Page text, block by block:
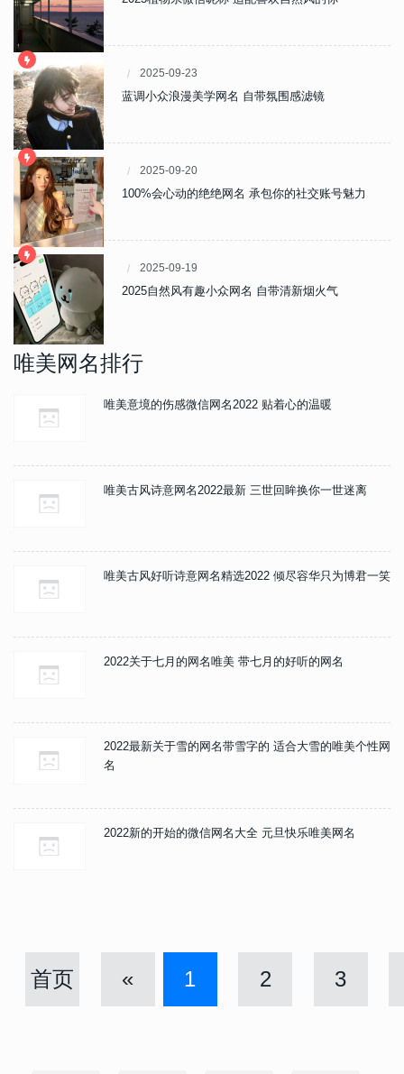
2025-09-23
蓝调小众浪漫美学网名 自带氛围感滤镜
2025-09-20
100%会心动的绝绝网名 承包你的社交账号魅力
2025-09-19
2025自然风有趣小众网名 自带清新烟火气
唯美网名排行
唯美意境的伤感微信网名2022 贴着心的温暖
唯美古风诗意网名2022最新 三世回眸换你一世迷离
唯美古风好听诗意网名精选2022 倾尽容华只为博君一笑
2022关于七月的网名唯美 带七月的好听的网名
2022最新关于雪的网名带雪字的 适合大雪的唯美个性网
名
2022新的开始的微信网名大全 元旦快乐唯美网名
首页 « 1 2 3